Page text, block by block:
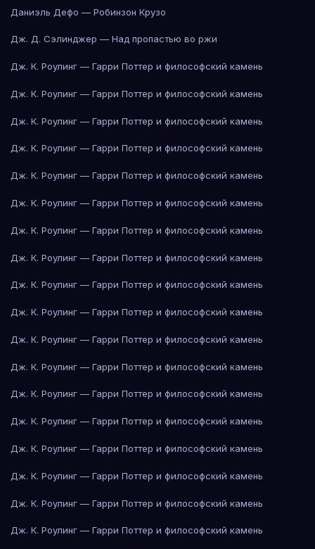
Даниэль Дефо — Робинзон Крузо
Дж. Д. Сэлинджер — Над пропастью во ржи
Дж. К. Роулинг — Гарри Поттер и философский камень
Дж. К. Роулинг — Гарри Поттер и философский камень
Дж. К. Роулинг — Гарри Поттер и философский камень
Дж. К. Роулинг — Гарри Поттер и философский камень
Дж. К. Роулинг — Гарри Поттер и философский камень
Дж. К. Роулинг — Гарри Поттер и философский камень
Дж. К. Роулинг — Гарри Поттер и философский камень
Дж. К. Роулинг — Гарри Поттер и философский камень
Дж. К. Роулинг — Гарри Поттер и философский камень
Дж. К. Роулинг — Гарри Поттер и философский камень
Дж. К. Роулинг — Гарри Поттер и философский камень
Дж. К. Роулинг — Гарри Поттер и философский камень
Дж. К. Роулинг — Гарри Поттер и философский камень
Дж. К. Роулинг — Гарри Поттер и философский камень
Дж. К. Роулинг — Гарри Поттер и философский камень
Дж. К. Роулинг — Гарри Поттер и философский камень
Дж. К. Роулинг — Гарри Поттер и философский камень
Дж. К. Роулинг — Гарри Поттер и философский камень